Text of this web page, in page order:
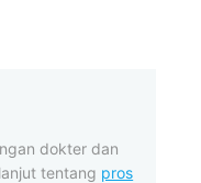
dokter dan
tentang pros